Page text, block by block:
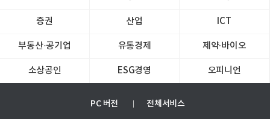
증권 산업 ICT
부동산·공기업 유통경제 제약∙바이오
소상공인 ESG경영 오피니언
PC 버전 전체서비스